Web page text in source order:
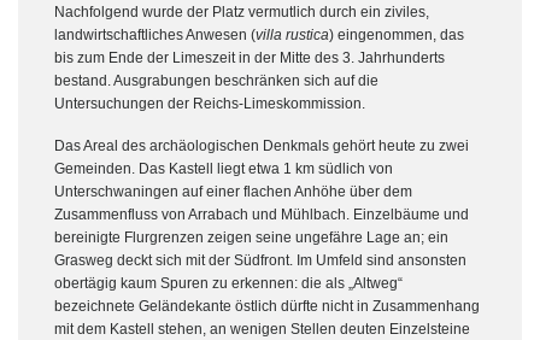
Nachfolgend wurde der Platz vermutlich durch ein ziviles,
landwirtschaftliches Anwesen (villa rustica) eingenommen, das
bis zum Ende der Limeszeit in der Mitte des 3. Jahrhunderts
bestand. Ausgrabungen beschränken sich auf die
Untersuchungen der Reichs-Limeskommission.
Das Areal des archäologischen Denkmals gehört heute zu zwei
Gemeinden. Das Kastell liegt etwa 1 km südlich von
Unterschwaningen auf einer flachen Anhöhe über dem
Zusammenfluss von Arrabach und Mühlbach. Einzelbäume und
bereinigte Flurgrenzen zeigen seine ungefähre Lage an; ein
Grasweg deckt sich mit der Südfront. Im Umfeld sind ansonsten
obertägig kaum Spuren zu erkennen: die als „Altweg“
bezeichnete Geländekante östlich dürfte nicht in Zusammenhang
mit dem Kastell stehen, an wenigen Stellen deuten Einzelsteine